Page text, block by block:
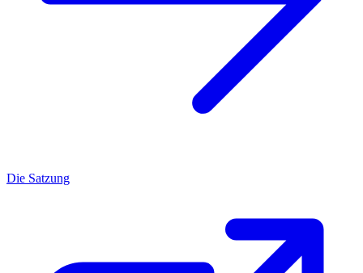
Die Satzung